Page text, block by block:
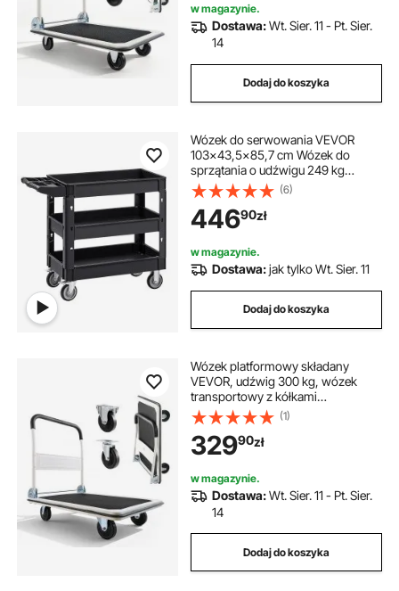
Wózek 3-kołowy wózek na kajaki
wózek inwalidzki transportowy składany
wózek platformowy 500 kg taczka wózek
kółkach 735 x 480 x 825 mm
w magazynie.
Dostawa:Wt. Sier. 11 - Pt. Sier.
14
Dodaj do koszyka
Wózek do serwowania VEVOR
103x43,5x85,7 cm Wózek do
sprzątania o udźwigu 249 kg
Wózek na kółkach wykonany z
polipropylenu Wózek
wielofunkcyjny z 3 przegrodami
Wózek kuchenny z kółkami
obrotowymi Wózek wnękowy
Wózek warsztatowy Wózek
serwisowy
(6)
44690zł
w magazynie.
Dostawa:jak tylko Wt. Sier. 11
Dodaj do koszyka
Wózek platformowy składany
VEVOR, udźwig 300 kg, wózek
transportowy z kółkami
obrotowymi, wózek ręczny z
powłoką antypoślizgową na
powierzchni ładunkowej, pomoc w
transporcie ułatwiająca
przechowywanie, wózek na
kółkach 900 x 610 x 870 mm
(1)
32990zł
w magazynie.
Dostawa:Wt. Sier. 11 - Pt. Sier.
14
Dodaj do koszyka